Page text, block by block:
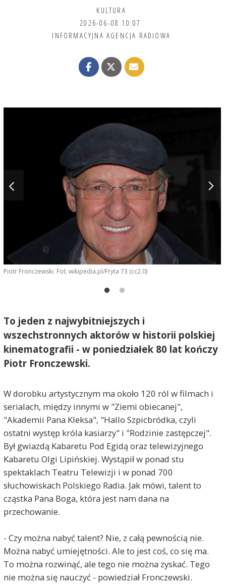
KULTURA
2026-06-08 10:07
INFORMACYJNA AGENCJA RADIOWA
Piotr Fronczewski. Fot. wikipedia.pl/Fryta 73 (cc2.0)
To jeden z najwybitniejszych i
wszechstronnych aktorów w historii polskiej
kinematografii - w poniedziałek 80 lat kończy
Piotr Fronczewski.
W dorobku artystycznym ma około 120 ról w filmach i
serialach, między innymi w "Ziemi obiecanej",
"Akademii Pana Kleksa", "Hallo Szpicbródka, czyli
ostatni występ króla kasiarzy" i "Rodzinie zastępczej".
Był gwiazdą Kabaretu Pod Egidą oraz telewizyjnego
Kabaretu Olgi Lipińskiej. Wystąpił w ponad stu
spektaklach Teatru Telewizji i w ponad 700
słuchowiskach Polskiego Radia. Jak mówi, talent to
cząstka Pana Boga, która jest nam dana na
przechowanie.
- Czy można nabyć talent? Nie, z całą pewnością nie.
Można nabyć umiejętności. Ale to jest coś, co się ma.
To można rozwinąć, ale tego nie można zyskać. Tego
nie można się nauczyć - powiedział Fronczewski.